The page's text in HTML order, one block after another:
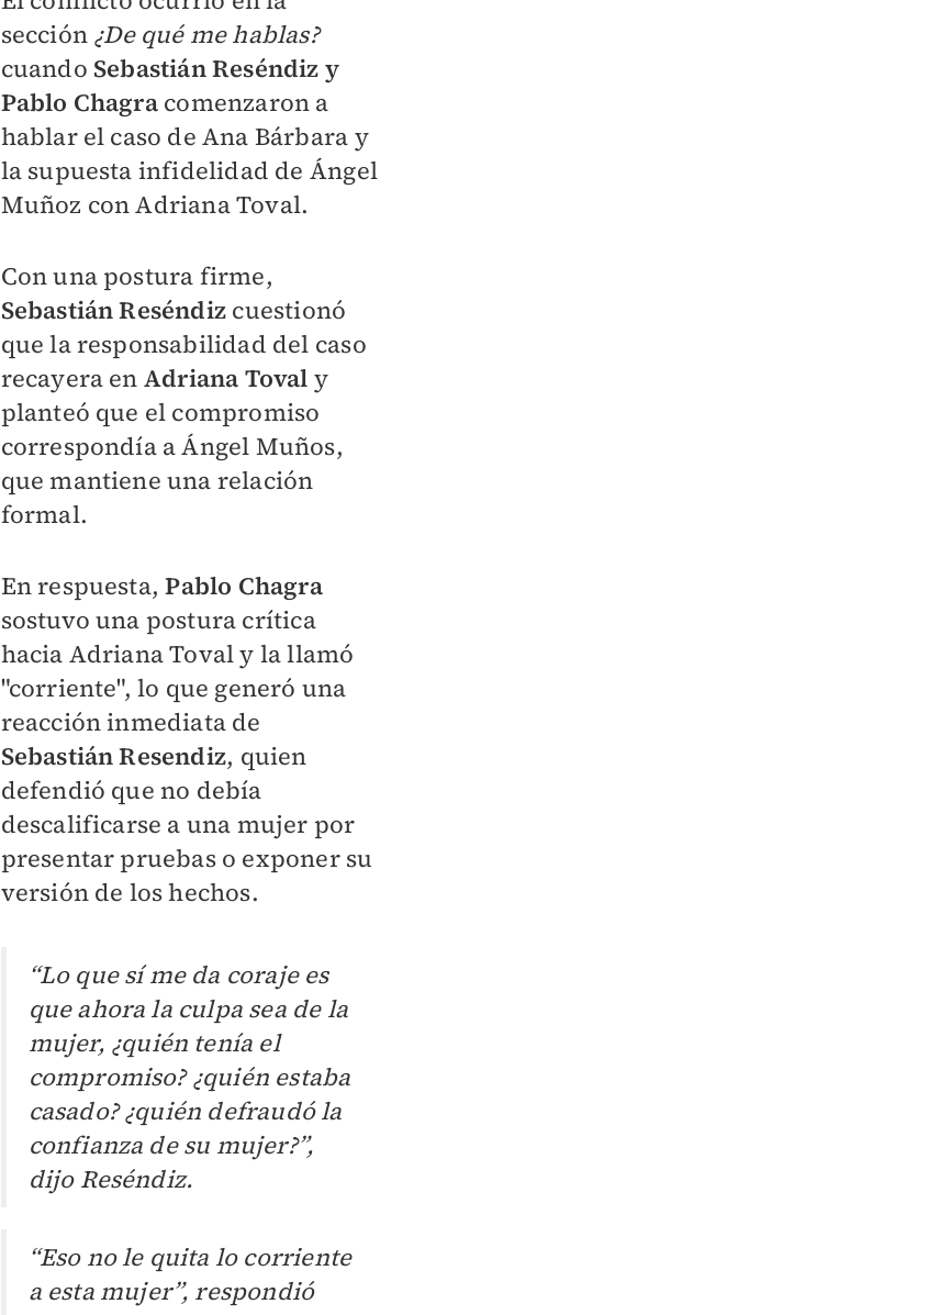
sección ¿De qué me hablas?
cuando Sebastián Reséndiz y
Pablo Chagracomenzaron a
hablar el caso de Ana Bárbara y
la supuesta infidelidad de Ángel
Muñoz con Adriana Toval.
Con una postura firme,
Sebastián Reséndiz cuestionó
que la responsabilidad del caso
recayera en Adriana Toval y
planteó que el compromiso
correspondía a Ángel Muños,
que mantiene una relación
formal.
En respuesta,Pablo Chagra
sostuvo una postura crítica
hacia Adriana Toval y la llamó
"corriente", lo que generó una
reacción inmediata de
Sebastián Resendiz, quien
defendió que no debía
descalificarse a una mujer por
presentar pruebas o exponer su
versión de los hechos.
“Lo que sí me da coraje es
que ahora la culpa sea de la
mujer, ¿quién tenía el
compromiso? ¿quién estaba
casado? ¿quién defraudó la
confianza de su mujer?”,
dijo Reséndiz.
“Eso no le quita lo corriente
a esta mujer”, respondió